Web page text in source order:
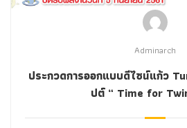
Adminarch
ประกวดการออกแบบดีไซน์แก้ว
ปต์ “ Time for